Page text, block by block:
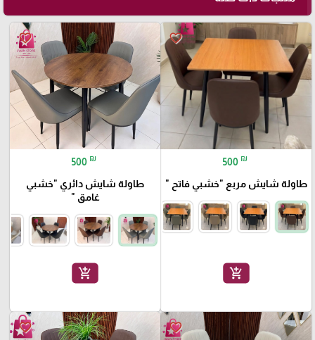
🎓
favorite_border
500 ₪
طاولة شايش مربع "خشبي فاتح "
add_shopping_cart
favorite_border
500 ₪
طاولة شايش دائري "خشبي
غامق "
add_shopping_cart
favorite_border
favorite_border